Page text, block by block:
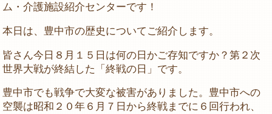
ム・介護施設紹介センターです！
本日は、豊中市の歴史についてご紹介します。
皆さん今日８月１５日は何の日かご存知ですか？第２次
世界大戦が終結した「終戦の日」です。
豊中市でも戦争で大変な被害がありました。豊中市への
空襲は昭和２０年６月７日から終戦までに６回行われ、